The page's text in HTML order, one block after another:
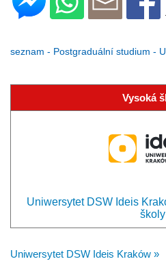
seznam - Postgraduální studium -
Vysoká
Uniwersytet DSW Ideis
školy
Uniwersytet DSW Ideis Kraków »